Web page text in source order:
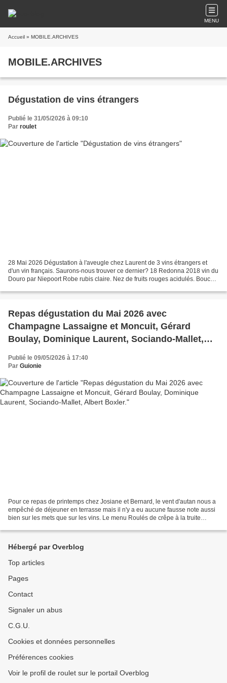
MENU
Accueil » MOBILE.ARCHIVES
MOBILE.ARCHIVES
Dégustation de vins étrangers
Publié le 31/05/2026 à 09:10
Par roulet
28 Mai 2026 Dégustation à l'aveugle chez Laurent de 3 vins étrangers et
d'un vin français. Saurons-nous trouver ce dernier? 18 Redonna 2018 vin du
Douro par Niepoort Robe rubis claire. Nez de fruits rouges acidulés. Bouche
Repas dégustation du Mai 2026 avec
Champagne Lassaigne et Moncuit, Gérard
Boulay, Dominique Laurent, Sociando-Mallet,
Publié le 09/05/2026 à 17:40
Par Guionie
Pour ce repas de printemps chez Josiane et Bernard, le vent d'autan nous a
empêché de déjeuner en terrasse mais il n'y a eu aucune fausse note aussi
bien sur les mets que sur les vins. Le menu Roulés de crêpe à la truite
Hébergé par Overblog
Top articles
Pages
Contact
Signaler un abus
C.G.U.
Cookies et données personnelles
Préférences cookies
Voir le profil de roulet sur le portail Overblog